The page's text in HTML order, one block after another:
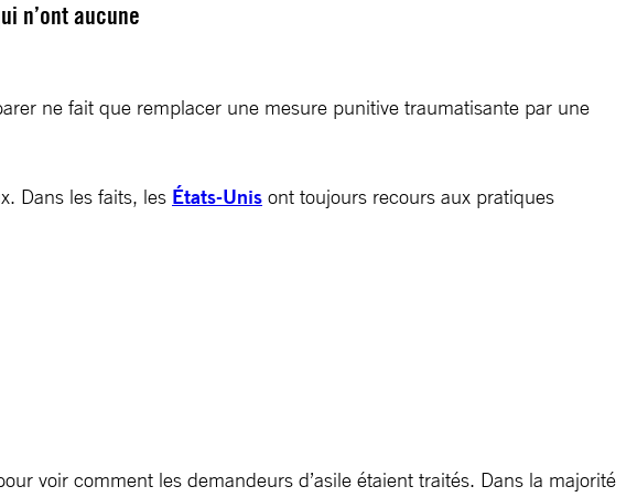
n’ont aucune
ne fait que remplacer une mesure punitive traumatisante par une
Dans les faits, les États-Unis ont toujours recours aux pratiques
voir comment les demandeurs d’asile étaient traités. Dans la majorité